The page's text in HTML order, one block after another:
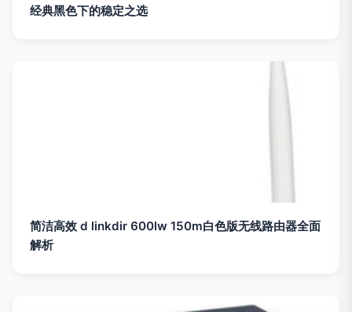
经典黑色下的稳定之选
简洁高效 d linkdir 600lw 150m白色版无线路由器全面
解析